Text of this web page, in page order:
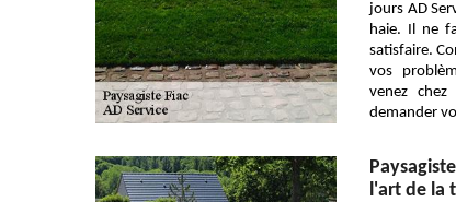
jours AD
haie. Il ne
satisfaire.
vos
venez
demander
l'art de la